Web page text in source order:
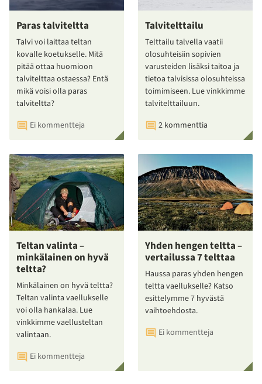
Paras talviteltta
Talvi voi laittaa teltan
kovalle koetukselle. Mitä
pitää ottaa huomioon
talvitelttaa ostaessa? Entä
mikä voisi olla paras
talviteltta?
Ei kommentteja
Talvitelttailu
Telttailu talvella vaatii
olosuhteisiin sopivien
varusteiden lisäksi taitoa ja
tietoa talvisissa olosuhteissa
toimimiseen. Lue vinkkimme
talvitelttailuun.
2 kommenttia
Teltan valinta –
minkälainen on hyvä
teltta?
Minkälainen on hyvä teltta?
Teltan valinta vaellukselle
voi olla hankalaa. Lue
vinkkimme vaellusteltan
valintaan.
Ei kommentteja
Yhden hengen teltta –
vertailussa 7 telttaa
Haussa paras yhden hengen
teltta vaellukselle? Katso
esittelymme 7 hyvästä
vaihtoehdosta.
Ei kommentteja